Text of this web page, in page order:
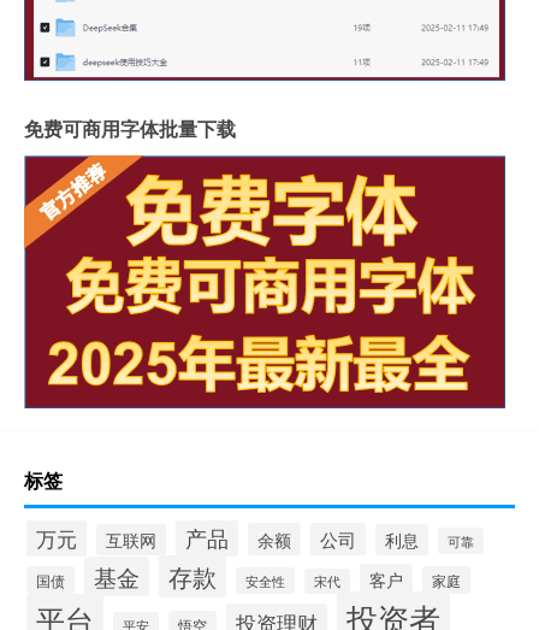
免费可商用字体批量下载
标签
万元 互联网 产品 余额 公司 利息 可靠
国债 基金 存款 安全性 宋代 客户 家庭
平台 平安 悟空 投资理财 投资者